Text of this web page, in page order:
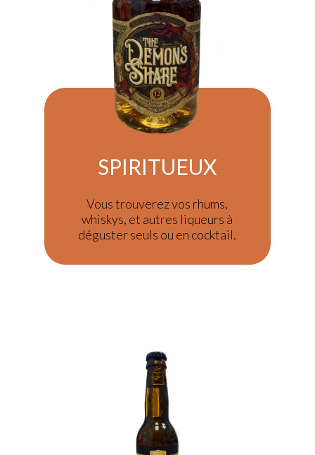
SPIRITUEUX
Vous trouverez vos rhums,
whiskys, et autres liqueurs à
déguster seuls ou en cocktail.